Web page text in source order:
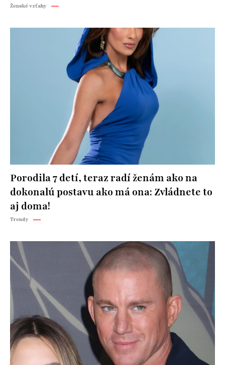
Ženské vzťahy
Porodila 7 detí, teraz radí ženám ako na
dokonalú postavu ako má ona: Zvládnete to
aj doma!
Trendy